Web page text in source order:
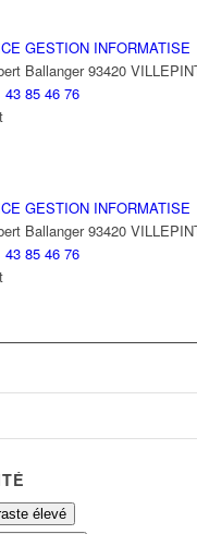
GESTION INFORMATISE
Ballanger 93420
43 85 46 76
GESTION INFORMATISE
Ballanger 93420
43 85 46 76
élevé